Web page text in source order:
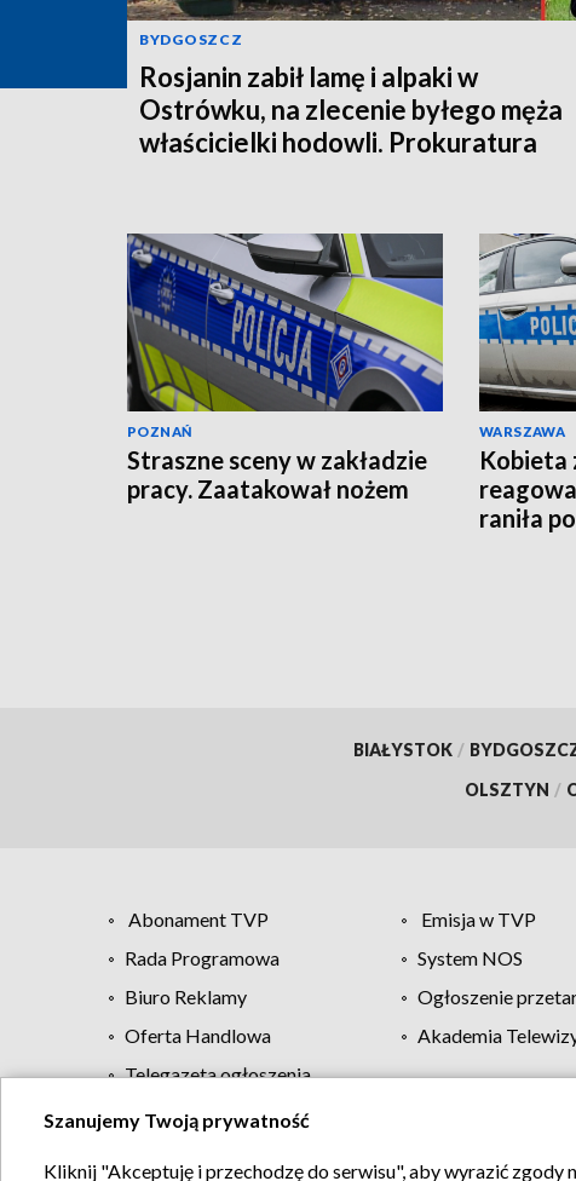
BYDGOSZCZ
Rosjanin zabił lamę i alpaki w
Ostrówku, na zlecenie byłego męża
właścicielki hodowli. Prokuratura
POZNAŃ
Straszne sceny w zakładzie
pracy. Zaatakował nożem
WARSZAWA
Kobieta
raniła
BIAŁYSTOK /
OLSZTYN /
Abonament TVP Emisja w TVP
Rada Programowa
System NOS
Biuro Reklamy
Ogłoszenie
Oferta Handlowa
Akademia
Telegazeta ogłoszenia
Regulamin TVP
Szanujemy Twoją prywatność
Kliknij "Akceptuję i przechodzę do serwisu", aby wyrazić